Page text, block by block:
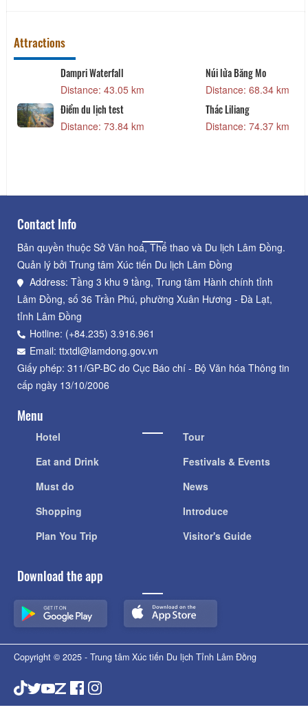
Attractions
Dampri Waterfall
Distance: 43.05 km
Núi lửa Băng Mo
Distance: 68.34 km
Điểm du lịch test
Distance: 73.84 km
Thác Liliang
Distance: 74.37 km
Contact Info
Bản quyền thuộc Sở Văn hoá, Thể thao và Du lịch Lâm Đồng.
Quản lý bởi Trung tâm Xúc tiến Du lịch Lâm Đồng
Address: Tầng 3 khu 9 tầng, Trung tâm Hành chính tỉnh
Lâm Đồng, số 36 Trần Phú, phường Xuân Hương - Đà Lạt,
tỉnh Lâm Đồng
Hotline: (+84.235) 3.916.961
Email: ttxtdl@lamdong.gov.vn
Giấy phép: 311/GP-BC do Cục Báo chí - Bộ Văn hóa Thông tin
cấp ngày 13/10/2006
Menu
Hotel
Eat and Drink
Must do
Shopping
Plan You Trip
Tour
Festivals & Events
News
Introduce
Visitor's Guide
Download the app
Copyright © 2025 - Trung tâm Xúc tiến Du lịch Tỉnh Lâm Đồng